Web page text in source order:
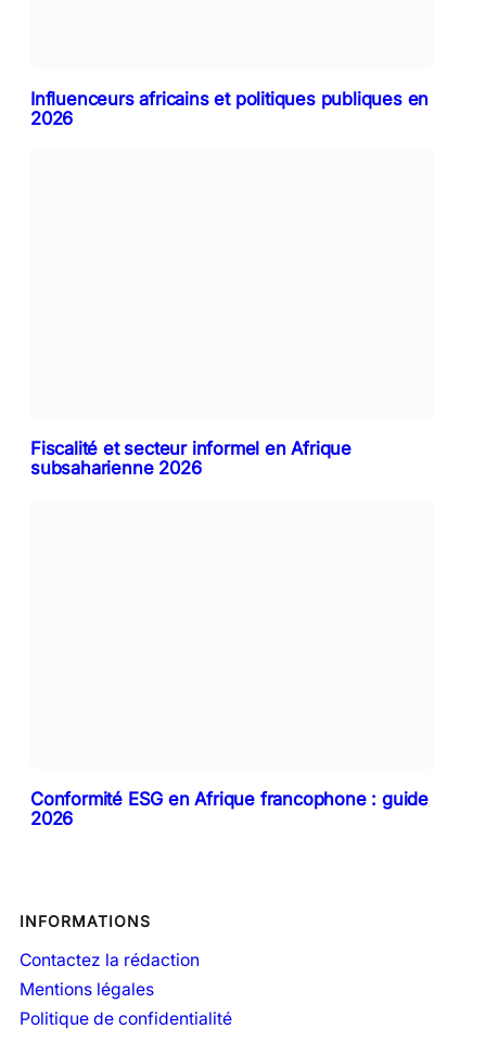
Influenceurs africains et politiques publiques en
2026
Fiscalité et secteur informel en Afrique
subsaharienne 2026
Conformité ESG en Afrique francophone : guide
2026
INFORMATIONS
Contactez la rédaction
Mentions légales
Politique de confidentialité